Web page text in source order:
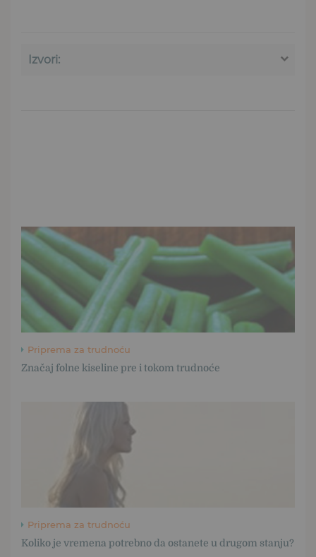
Izvori:
Priprema za trudnoću
Značaj folne kiseline pre i tokom trudnoće
Priprema za trudnoću
Koliko je vremena potrebno da ostanete u drugom stanju?